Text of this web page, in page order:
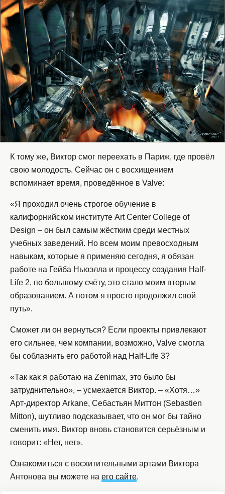
К тому же, Виктор смог переехать в Париж, где провёл
свою молодость. Сейчас он с восхищением
вспоминает время, проведённое в Valve:
«Я проходил очень строгое обучение в
калифорнийском институте Art Center College of
Design – он был самым жёстким среди местных
учебных заведений. Но всем моим превосходным
навыкам, которые я применяю сегодня, я обязан
работе на Гейба Ньюэлла и процессу создания Half-
Life 2, по большому счёту, это стало моим вторым
образованием. А потом я просто продолжил свой
путь».
Сможет ли он вернуться? Если проекты привлекают
его сильнее, чем компании, возможно, Valve смогла
бы соблазнить его работой над Half-Life 3?
«Так как я работаю на Zenimax, это было бы
затруднительно», – усмехается Виктор. – «Хотя…»
Арт-директор Arkane, Себастьян Миттон (Sebastien
Mitton), шутливо подсказывает, что он мог бы тайно
сменить имя. Виктор вновь становится серьёзным и
говорит: «Нет, нет».
Ознакомиться с восхитительными артами Виктора
Антонова вы можете на его сайте.